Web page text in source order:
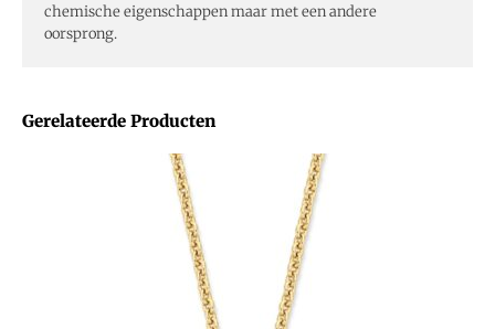
Gerelateerde Producten
chemische eigenschappen maar met een andere
oorsprong.